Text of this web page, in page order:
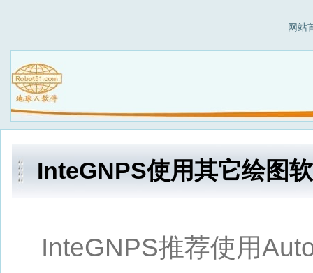
网站
InteGNPS使用其它绘图
InteGNPS推荐使用